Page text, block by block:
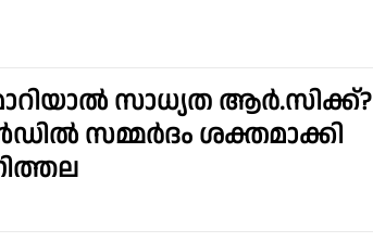
സാധ്യത ആര്‍.സിക്ക്?
സമ്മര്‍ദം ശക്തമാക്കി